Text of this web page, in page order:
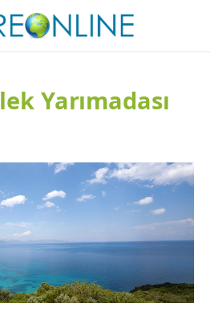
Yarımadası